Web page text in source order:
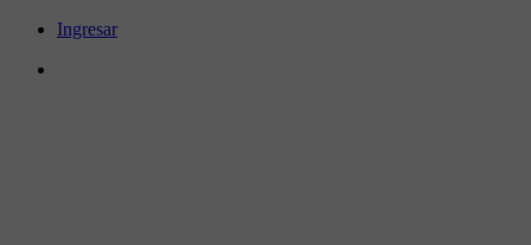
Ingresar